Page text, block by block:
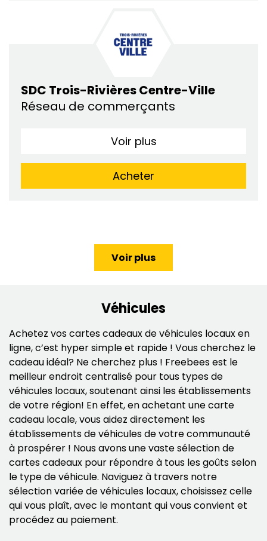
SDC Trois-Rivières Centre-Ville
Réseau de commerçants
Voir plus
Acheter
Voir plus
Véhicules
Achetez vos cartes cadeaux de véhicules locaux en
ligne, c’est hyper simple et rapide ! Vous cherchez le
cadeau idéal? Ne cherchez plus ! Freebees est le
meilleur endroit centralisé pour tous types de
véhicules locaux, soutenant ainsi les établissements
de votre région! En effet, en achetant une carte
cadeau locale, vous aidez directement les
établissements de véhicules de votre communauté
à prospérer ! Nous avons une vaste sélection de
cartes cadeaux pour répondre à tous les goûts selon
le type de véhicule. Naviguez à travers notre
sélection variée de véhicules locaux, choisissez celle
qui vous plaît, avec le montant qui vous convient et
procédez au paiement.